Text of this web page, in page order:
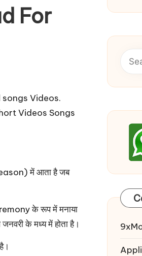
For
Videos.
Videos Songs
में आता है जब
के रूप में मनाया
जनवरी के मध्य में होता है।